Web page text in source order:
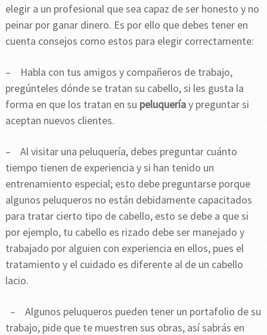
elegir a un profesional que sea capaz de ser honesto y no
peinar por ganar dinero. Es por ello que debes tener en
cuenta consejos como estos para elegir correctamente:
– Habla con tus amigos y compañeros de trabajo,
pregúnteles dónde se tratan su cabello, si les gusta la
forma en que los tratan en su peluqueríay preguntar si
aceptan nuevos clientes.
– Al visitar una peluquería, debes preguntar cuánto
tiempo tienen de experiencia y si han tenido un
entrenamiento especial; esto debe preguntarse porque
algunos peluqueros no están debidamente capacitados
para tratar cierto tipo de cabello, esto se debe a que si
por ejemplo, tu cabello es rizado debe ser manejado y
trabajado por alguien con experiencia en ellos, pues el
tratamiento y el cuidado es diferente al de un cabello
lacio.
– Algunos peluqueros pueden tener un portafolio de su
trabajo, pide que te muestren sus obras, así sabrás en